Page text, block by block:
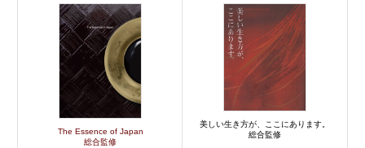
The Essence of Japan
総合監修
美しい生き方が、ここにあります。
総合監修